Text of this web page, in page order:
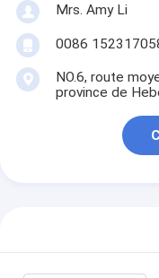
Mrs. Amy Li
0086
NO.6, route
province de